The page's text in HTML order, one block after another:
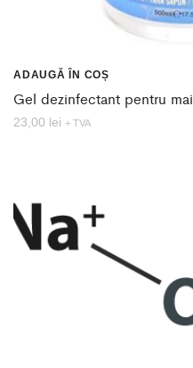
ADAUGĂ ÎN COȘ
Gel dezinfectant pentru
23,00 lei + TVA